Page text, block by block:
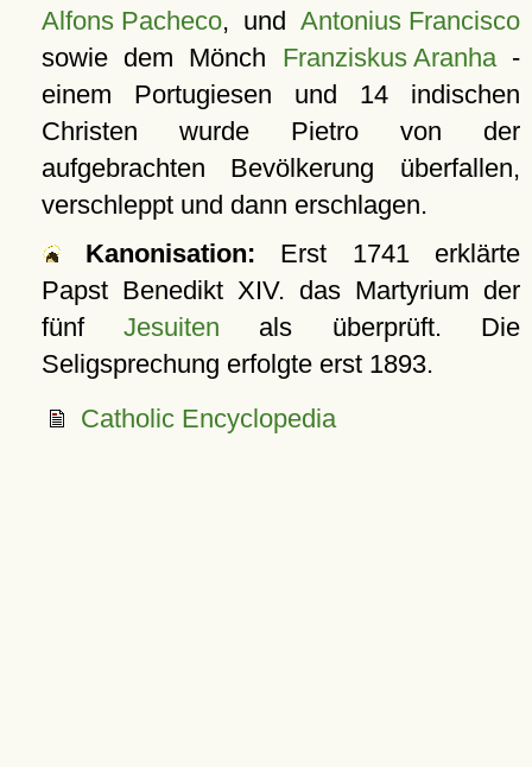
Alfons Pacheco, und Antonius Francisco
sowie dem Mönch Franziskus Aranha-
einem Portugiesen und 14 indischen
Christen wurde Pietro von der
aufgebrachten Bevölkerung überfallen,
verschleppt und dann erschlagen.
Kanonisation: Erst 1741 erklärte
Papst Benedikt XIV. das Martyrium der
fünfJesuiten als überprüft. Die
Seligsprechung erfolgte erst 1893.
Catholic Encyclopedia